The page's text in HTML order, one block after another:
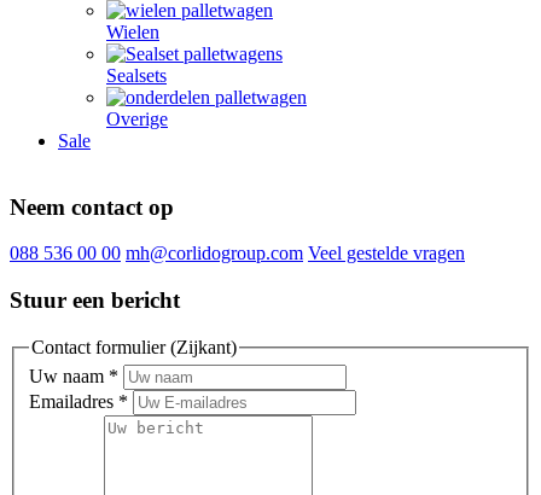
Wielen
Sealsets
Overige
Sale
Neem contact op
088 536 00 00 mh@corlidogroup.com Veel gestelde vragen
Stuur een bericht
Contact formulier (Zijkant)
Uw naam *
Emailadres *